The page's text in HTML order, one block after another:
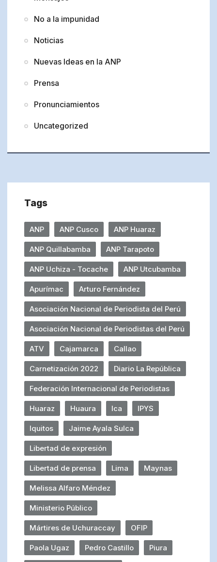
No a la impunidad
Noticias
Nuevas Ideas en la ANP
Prensa
Pronunciamientos
Uncategorized
Tags
ANP ANP Cusco ANP Huaraz
ANP Quillabamba ANP Tarapoto
ANP Uchiza - Tocache ANP Utcubamba
Apurímac Arturo Fernández
Asociación Nacional de Periodista del Perú
Asociación Nacional de Periodistas del Perú
ATV Cajamarca Callao
Carnetización 2022 Diario La República
Federación Internacional de Periodistas
Huaraz Huaura Ica IPYS
Iquitos Jaime Ayala Sulca
Libertad de expresión
Libertad de prensa Lima Maynas
Melissa Alfaro Méndez
Ministerio Público
Mártires de Uchuraccay OFIP
Paola Ugaz Pedro Castillo Piura